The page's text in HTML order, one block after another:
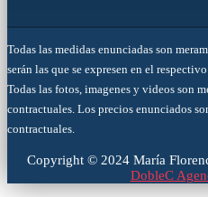
Todas las medidas enunciadas son
serán las que se expresen en el
Todas las fotos, imagenes y videos son
contractuales. Los precios enunciados
contractuales.
Copyright © 2024 María
DobleC